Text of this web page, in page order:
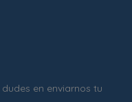
en enviarnos tu